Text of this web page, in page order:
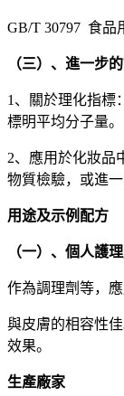
GB/T 30797 食品
（三）、進一步
1、關於理化指標
標明平均分子量。
2、應用於化妝品
物質檢驗，或進
用途及示例配方
（一）、個人護
作為調理劑等，
與皮膚的相容性
效果。
生產廠家